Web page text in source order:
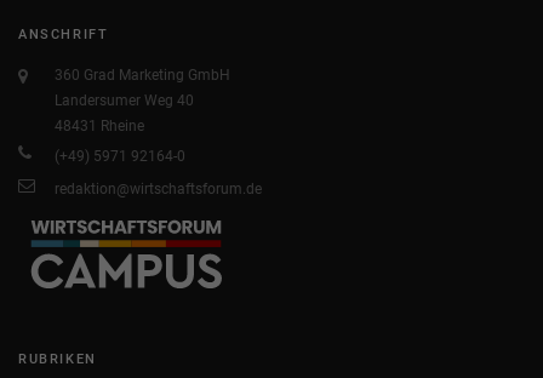
ANSCHRIFT
360 Grad Marketing GmbH
Landersumer Weg 40
48431 Rheine
(+49) 5971 92164-0
redaktion@wirtschaftsforum.de
RUBRIKEN